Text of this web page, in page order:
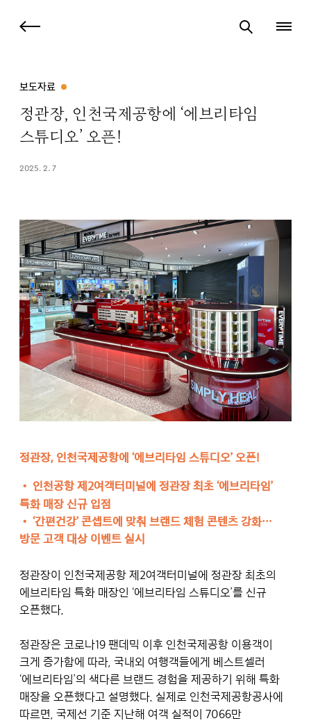
보도자료
정관장, 인천국제공항에 ‘에브리타임
스튜디오’ 오픈!
2025. 2. 7
정관장, 인천국제공항에 ‘에브리타임 스튜디오’ 오픈!
• 인천공항 제2여객터미널에 정관장 최초 ‘에브리타임’
특화 매장 신규 입점
• ‘간편건강’ 콘셉트에 맞춰 브랜드 체험 콘텐츠 강화…
방문 고객 대상 이벤트 실시
정관장이 인천국제공항 제2여객터미널에 정관장 최초의
에브리타임 특화 매장인 ‘에브리타임 스튜디오’를 신규
오픈했다.
정관장은 코로나19 팬데믹 이후 인천국제공항 이용객이
크게 증가함에 따라, 국내외 여행객들에게 베스트셀러
‘에브리타임’의 색다른 브랜드 경험을 제공하기 위해 특화
매장을 오픈했다고 설명했다. 실제로 인천국제공항공사에
따르면, 국제선 기준 지난해 여객 실적이 7066만